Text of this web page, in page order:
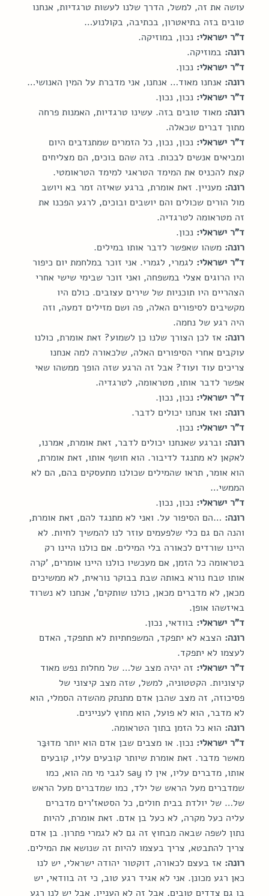
עושה את זה, למשל, הדרך שלנו לעשות טרגדיות, אנחנו
טובים בזה בתיאטרון, בכתיבה, בקולנוע…
ד"ר ישראלי: נכון, במוזיקה.
רונה: במוזיקה.
ד"ר ישראלי: נכון.
רונה: אנחנו מאוד… אנחנו, אני מדברת על המין האנושי…
ד"ר ישראלי: נכון, נכון.
רונה: מאוד טובים בזה. עשינו טרגדיות, האמנות פרחה
מתוך דברים שכאלה.
ד"ר ישראלי: נכון, נכון, כל הזמרים שמתנדבים היום
ומביאים אנשים לבכות. בזה שהם בוכים, הם מצליחים
קצת להכניס את המימד הטראגי למימד הטראומטי.
רונה: מעניין. זאת אומרת, ברגע שאיזה זמר בא ויושב
מול הורים שכולים והם יושבים ובוכים, לרגע הפכנו את
זה מטראומה לטרגדיה.
ד"ר ישראלי: נכון.
רונה: משהו שאפשר לדבר אותו במילים.
ד"ר ישראלי: לגמרי, לגמרי. אני זוכר במלחמת יום כיפור
היו הרוגים אצלי במשפחה, ואני זוכר שבימי שישי אחרי
הצהריים היו תוכניות של שירים עצובים. כולם היו
מקשיבים לסיפורים האלה, פה ושם מזילים דמעה, וזה
היה רגע של נחמה.
רונה: אז לכן הצורך שלנו כן לשמוע? זאת אומרת, כולנו
עוקבים אחרי הסיפורים האלה, שלכאורה למה אנחנו
צריכים עוד ועוד? אבל זה הרגע שזה הופך ממשהו שאי
אפשר לדבר אותו, מטראומה, לטרגדיה.
ד"ר ישראלי: נכון, נכון.
רונה: ואז אנחנו יכולים לדבר.
ד"ר ישראלי: נכון.
רונה: וברגע שאנחנו יכולים לדבר, זאת אומרת, אמרנו,
לאקאן לא מתנגד לדיבור. הוא חושף אותו, זאת אומרת,
הוא אומר, תראו שהמילים שכולנו מתעסקים בהם, הם לא
הממשי…
ד"ר ישראלי: נכון, נכון.
רונה: …הם הסיפור על. ואני לא מתנגד להם, זאת אומרת,
והנה הם גם כלי שלפעמים עוזר לנו להמשיך לחיות. לא
היינו שורדים לכאורה בלי המילים. אם כולנו היינו רק
בטראומה כל הזמן, אם מעכשיו כולנו היינו אומרים, 'קרה
אותו טבח נורא באותה שבת בבוקר נוראית, לא ממשיכים
מכאן, לא מדברים מכאן, כולנו שותקים', אנחנו לא נשרוד
באיזשהו אופן.
ד"ר ישראלי: בוודאי, נכון.
רונה: הצבא לא יתפקד, המשפחתיות לא תתפקד, האדם
לעצמו לא יתפקד.
ד"ר ישראלי: זה יהיה מצב של… של מחלות נפש מאוד
קיצוניות. הקטטוניה, למשל, שזה מצב קיצוני של
פסיכוזה, זה מצב שהבן אדם מתנתק מהשדה הסמלי, הוא
לא מדבר, הוא לא פועל, הוא מחוץ לעניינים.
רונה: הוא כל הזמן בתוך הטראומה.
ד"ר ישראלי: נכון. או מצבים שבן אדם הוא יותר מדוּבַּר
מאשר מדבר. זאת אומרת שיותר קובעים עליו, קובעים
אותו, מדברים עליו, אין לו say לגבי מי מה הוא, כמו
שמדברים מעל הראש של ילד, כמו שמדברים מעל הראש
של… של יולדת בבית חולים, כל הסטאז'רים מדברים
עליה כעל מקרה, לא כעל בן אדם. זאת אומרת, להיות
נתון לשפה שבאה מבחוץ זה גם לא לגמרי פתרון. בן אדם
צריך להתבטא, צריך בעצמו להיות זה שנושא את המילים.
רונה: אז בעצם לכאורה, דוקטור יהודה ישראלי, יש לנו
כאן רגע מכונן. אני לא אגיד רגע טוב, כי זה בוודאי, יש
בו גם צדדים טובים, אבל זה לא העניין, אבל יש לנו רגע